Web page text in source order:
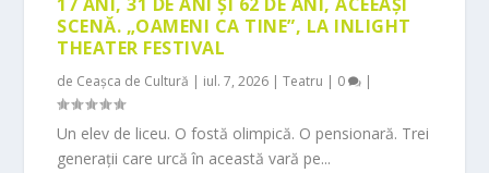
SCENĂ. „OAMENI CA TINE”, LA INLIGHT
THEATER FESTIVAL
de Ceașca de Cultură | iul. 7, 2026 |Teatru | 0 |
Un elev de liceu. O fostă olimpică. O pensionară. Trei
generații care urcă în această vară pe...